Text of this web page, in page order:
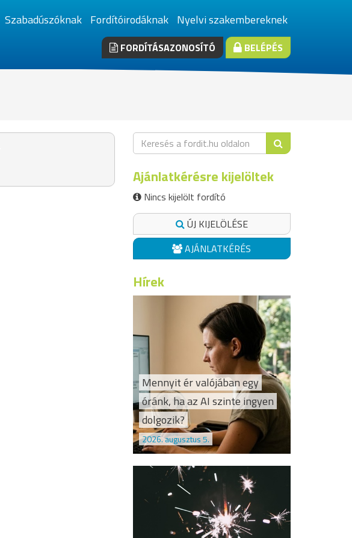
Szabadúszóknak Fordítóirodáknak Nyelvi szakembereknek
FORDÍTÁSAZONOSÍTÓ BELÉPÉS
Ajánlatkérésre kijelöltek
Nincs kijelölt fordító
ÚJ KIJELÖLÉSE
AJÁNLATKÉRÉS
Hírek
Mennyit ér valójában egy
óránk, ha az AI szinte ingyen
dolgozik?
2026. augusztus 5.